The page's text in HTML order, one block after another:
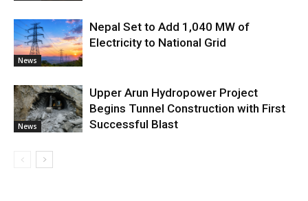
News
Nepal Set to Add 1,040 MW of
Electricity to National Grid
News
Upper Arun Hydropower Project
Begins Tunnel Construction with First
Successful Blast